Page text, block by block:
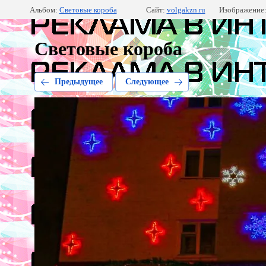
Альбом: Световые короба Сайт: volgakzn.ru
Световые короба
Предыдущее Следующее